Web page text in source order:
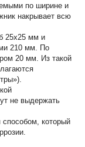
по ширине и
накрывает всю
25х25 мм и
210 мм. По
20 мм. Из такой
не выдержать
который